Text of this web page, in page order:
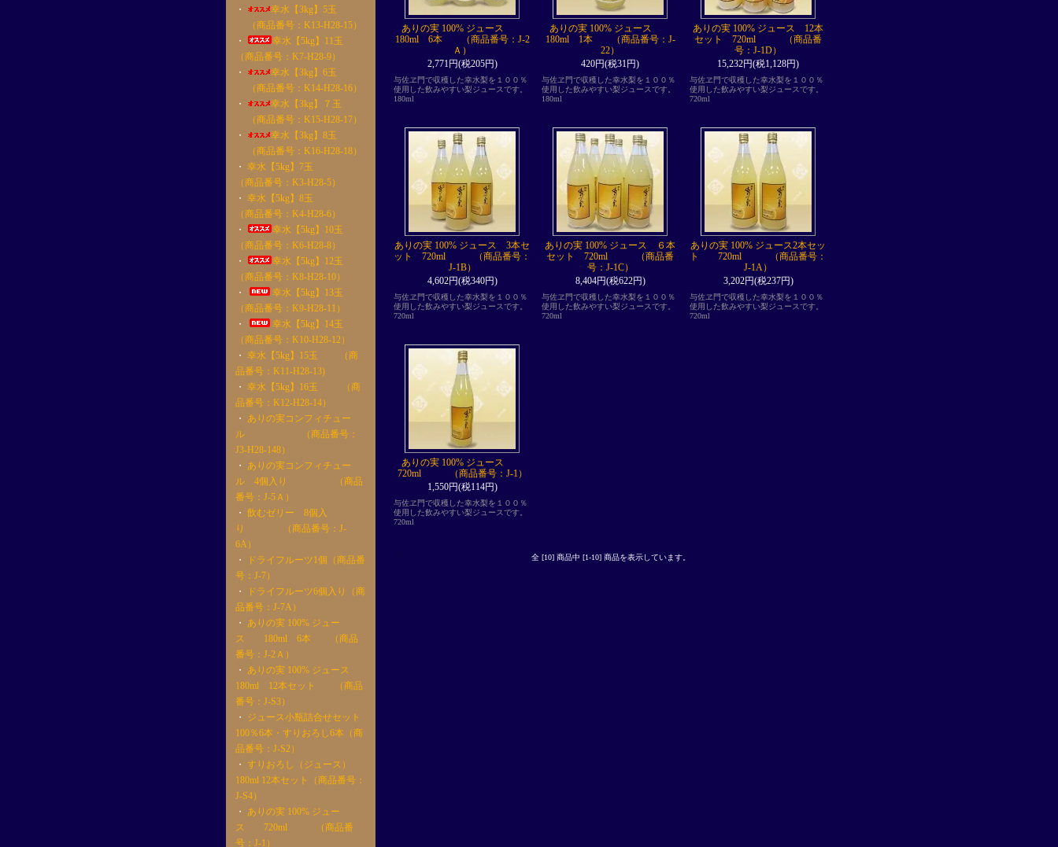
・
幸水【3kg】5玉
（商品番号：K13-H28-15）
・
幸水【5kg】11玉
（商品番号：K7-H28-9）
・
幸水【3kg】6玉
（商品番号：K14-H28-16）
・
幸水【3kg】７玉
（商品番号：K15-H28-17）
・
幸水【3kg】8玉
（商品番号：K16-H28-18）
・ 幸水【5kg】7玉
（商品番号：K3-H28-5）
・ 幸水【5kg】8玉
（商品番号：K4-H28-6）
・
幸水【5kg】10玉
（商品番号：K6-H28-8）
・
幸水【5kg】12玉
（商品番号：K8-H28-10）
・
幸水【5kg】13玉
（商品番号：K9-H28-11）
・
幸水【5kg】14玉
（商品番号：K10-H28-12）
・ 幸水【5kg】15玉 （商
品番号：K11-H28-13)
・ 幸水【5kg】16玉 （商
品番号：K12-H28-14）
・ ありの実コンフィチュー
ル （商品番号：
J3-H28-148）
・ ありの実コンフィチュー
ル 4個入り （商品
番号：J-5Ａ）
・ 飲むゼリー 8個入
り （商品番号：J-
6A）
・
ドライフルーツ1個（商品番
号：J-7）
・
ドライフルーツ6個入り（商
品番号：J-7A）
・ ありの実 100% ジュー
ス 180ml 6本 （商品
番号：J-2Ａ）
・ ありの実 100% ジュース
180ml 12本セット （商品
番号：J-S3）
・
ジュース小瓶詰合せセット
100％6本・すりおろし6本（商
品番号：J-S2）
・ すりおろし（ジュース）
180ml 12本セット（商品番号：
J-S4）
・ ありの実 100% ジュー
ス 720ml （商品番
号：J-1）
ありの実 100% ジュース
180ml 6本 （商品番号：J-2
Ａ）
2,771円(税205円)
与佐ヱ門で収穫した幸水梨を１００％
使用した飲みやすい梨ジュースです。
180ml
ありの実 100% ジュース
180ml 1本 （商品番号：J-
22）
420円(税31円)
与佐ヱ門で収穫した幸水梨を１００％
使用した飲みやすい梨ジュースです。
180ml
ありの実 100% ジュース 12本
セット 720ml （商品番
号：J-1D）
15,232円(税1,128円)
与佐ヱ門で収穫した幸水梨を１００％
使用した飲みやすい梨ジュースです。
720ml
ありの実 100% ジュース 3本セ
ット 720ml （商品番号：
J-1B）
4,602円(税340円)
与佐ヱ門で収穫した幸水梨を１００％
使用した飲みやすい梨ジュースです。
720ml
ありの実 100% ジュース ６本
セット 720ml （商品番
号：J-1C）
8,404円(税622円)
与佐ヱ門で収穫した幸水梨を１００％
使用した飲みやすい梨ジュースです。
720ml
ありの実 100% ジュース2本セッ
ト 720ml （商品番号：
J-1A）
3,202円(税237円)
与佐ヱ門で収穫した幸水梨を１００％
使用した飲みやすい梨ジュースです。
720ml
ありの実 100% ジュース
720ml （商品番号：J-1）
1,550円(税114円)
与佐ヱ門で収穫した幸水梨を１００％
使用した飲みやすい梨ジュースです。
720ml
全 [10] 商品中 [1-10] 商品を表示しています。